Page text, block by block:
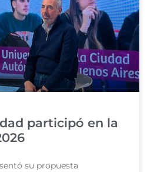
participó en la
su propuesta